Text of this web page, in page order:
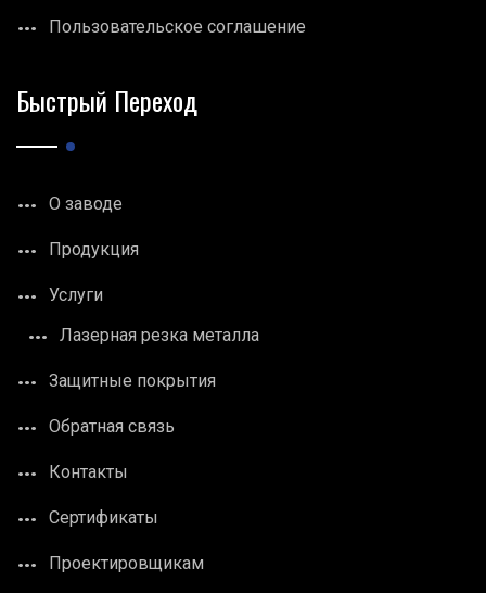
Пользовательское соглашение
Быстрый Переход
О заводе
Продукция
Услуги
Лазерная резка металла
Защитные покрытия
Обратная связь
Контакты
Сертификаты
Проектировщикам